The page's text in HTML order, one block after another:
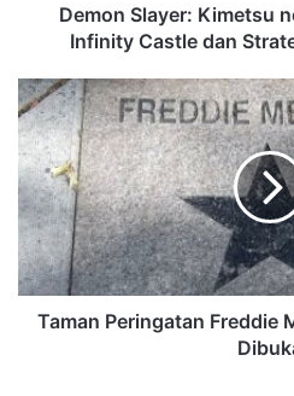
Demon Slayer: Kimetsu
Infinity Castle dan
Taman Peringatan Freddie